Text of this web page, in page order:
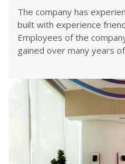
The company has
built with experience
Employees of the
gained over many years